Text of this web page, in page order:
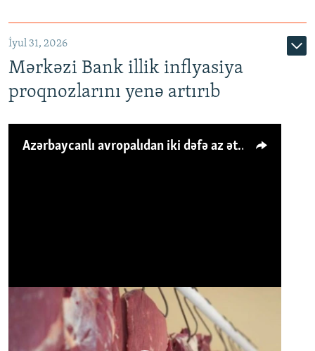
İyul 31, 2026
Mərkəzi Bank illik inflyasiya
proqnozlarını yenə artırıb
Azərbaycanlı avropalıdan iki dəfə az ət yeyir, amma... 'Qiymət artımı qaçılmazdır'